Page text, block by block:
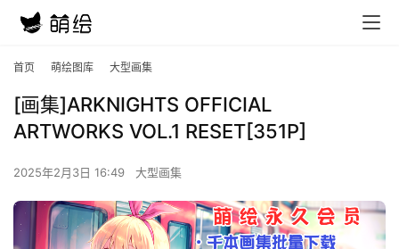
首页 萌绘图库 大型画集
[画集]ARKNIGHTS OFFICIAL
ARTWORKS VOL.1 RESET[351P]
2025年2月3日 16:49 大型画集